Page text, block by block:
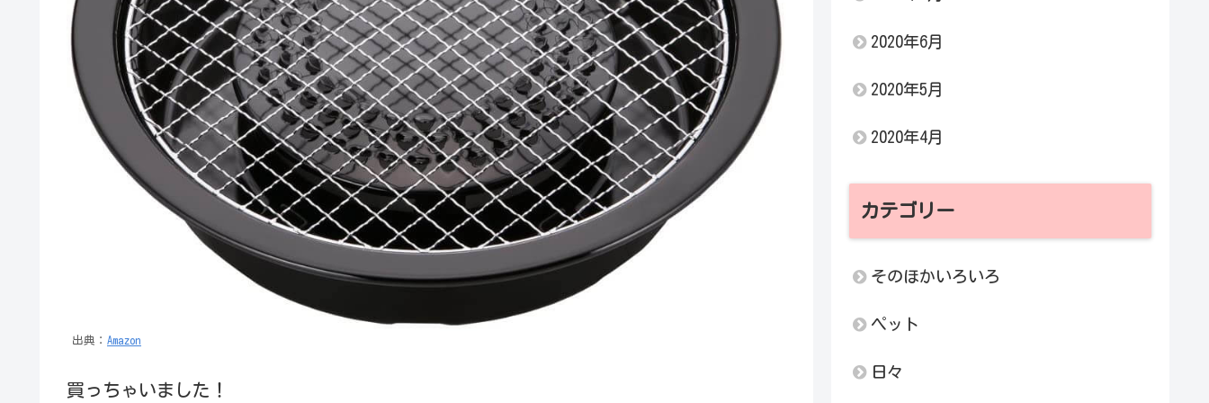
出典： Amazon
買っちゃいました！
2020年6月
2020年5月
2020年4月
カテゴリー
そのほかいろいろ
ペット
日々